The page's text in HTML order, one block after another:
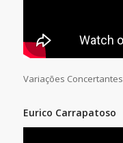
Variações Concertantes
Eurico Carrapatoso